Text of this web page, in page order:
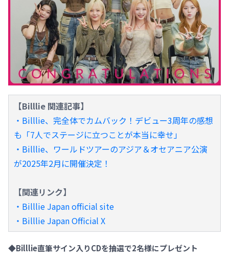
【Billlie 関連記事】
・Billlie、完全体でカムバック！デビュー3周年の感想
も「7人でステージに立つことが本当に幸せ」
・Billlie、ワールドツアーのアジア＆オセアニア公演
が2025年2月に開催決定！
【関連リンク】
・Billlie Japan official site
・Billlie Japan Official X
◆Billlie直筆サイン入りCDを抽選で2名様にプレゼント